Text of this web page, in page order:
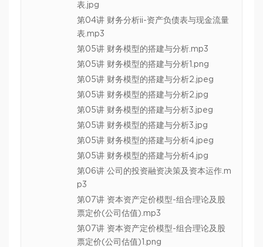
表.jpg
第04讲 财务分析ii-资产负债表与现金流量
表.mp3
第05讲 财务模型的搭建与分析.mp3
第05讲 财务模型的搭建与分析1.png
第05讲 财务模型的搭建与分析2.jpeg
第05讲 财务模型的搭建与分析2.jpg
第05讲 财务模型的搭建与分析3.jpeg
第05讲 财务模型的搭建与分析3.jpg
第05讲 财务模型的搭建与分析4.jpeg
第05讲 财务模型的搭建与分析4.jpg
第06讲 公司的投资融资决策及资本运作.m
p3
第07讲 资本资产定价模型-组合理论及股
票定价(公司估值).mp3
第07讲 资本资产定价模型-组合理论及股
票定价(公司估值)1.png